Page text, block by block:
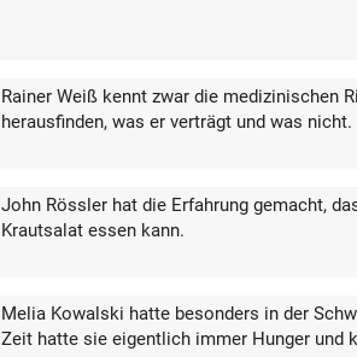
Rainer Weiß kennt zwar die medizinischen
herausfinden, was er verträgt und was nicht.
John Rössler hat die Erfahrung gemacht,
Krautsalat essen kann.
Melia Kowalski hatte besonders in der
Zeit hatte sie eigentlich immer Hunger und